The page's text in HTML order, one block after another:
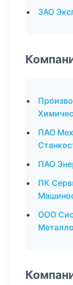
ЗАО
ПАО
ПАО
ПК
ООО